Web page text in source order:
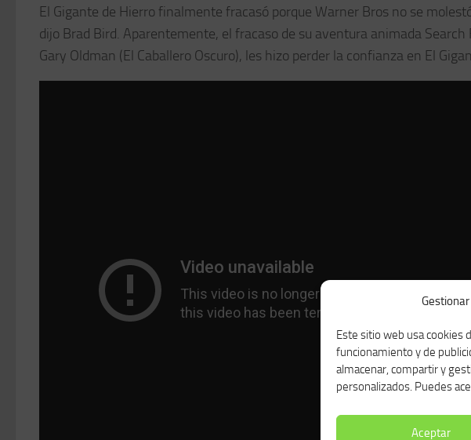
Este sitio web usa cookies
funcionamiento y de
almacenar, compartir y
personalizados. Puedes
Aceptar
El Gigante de Hierro finalmente fracasó porque Warner Bros no se
dijo Brad Bird. Aparentemente, el fracaso de su aventura animada
Gary Oldman (El Caballero Oscuro), les hizo perder la confianza en El